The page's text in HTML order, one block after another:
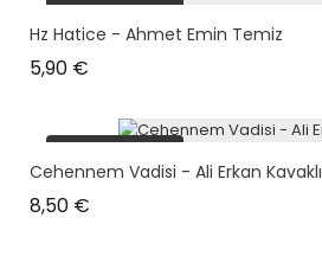
plus en stock
Hz Hatice - Ahmet Emin Temiz
5,90 €
plus en stock
Cehennem Vadisi - Ali Erkan Kavaklı
8,50 €